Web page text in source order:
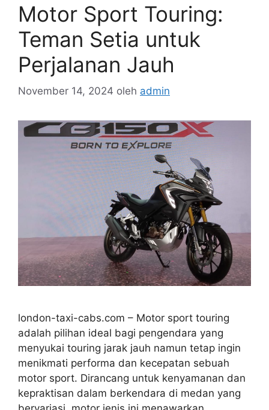
Motor Sport Touring:
Teman Setia untuk
Perjalanan Jauh
November 14, 2024 oleh admin
london-taxi-cabs.com – Motor sport touring
adalah pilihan ideal bagi pengendara yang
menyukai touring jarak jauh namun tetap ingin
menikmati performa dan kecepatan sebuah
motor sport. Dirancang untuk kenyamanan dan
kepraktisan dalam berkendara di medan yang